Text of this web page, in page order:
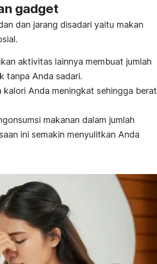
gadget
dan jarang disadari yaitu makan
aktivitas lainnya membuat jumlah
tanpa Anda sadari.
kalori Anda meningkat sehingga berat
makanan dalam jumlah
ini semakin menyulitkan Anda